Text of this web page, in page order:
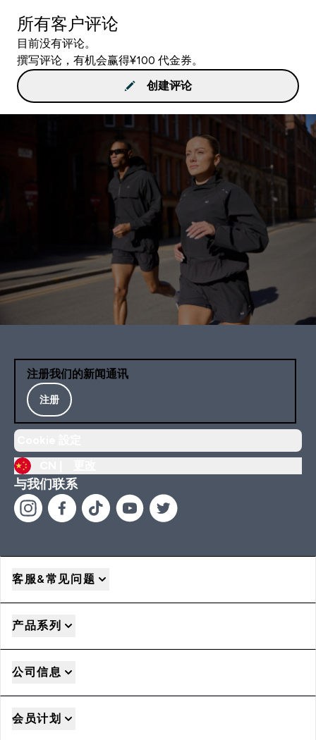
所有客户评论
目前没有评论。
撰写评论，有机会赢得¥100 代金券。
创建评论
注册我们的新闻通讯
注册
与我们联系
客服&常见问题
产品系列
公司信息
会员计划